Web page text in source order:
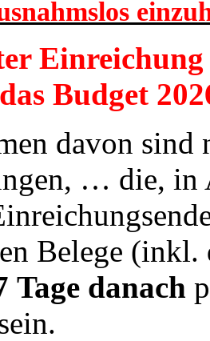
Budget
davon
… die, in
Belege (inkl.
Tage danach